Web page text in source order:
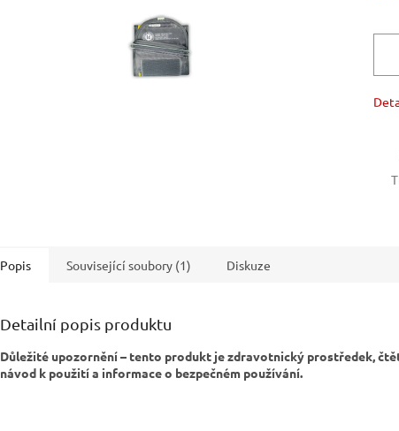
Popis Související soubory (1) Diskuze
Detailní popis produktu
Důležité upozornění – tento produkt je zdravotnický prostředek,
návod k použití a informace o bezpečném používání.